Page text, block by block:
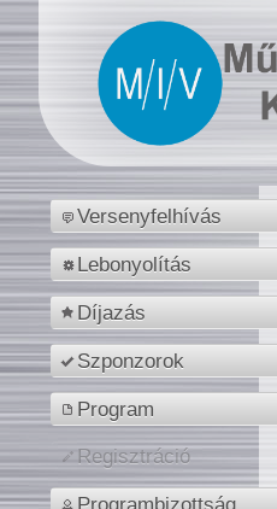
Versenyfelhívás
Lebonyolítás
Díjazás
Szponzorok
Program
Regisztráció
Programbizottság